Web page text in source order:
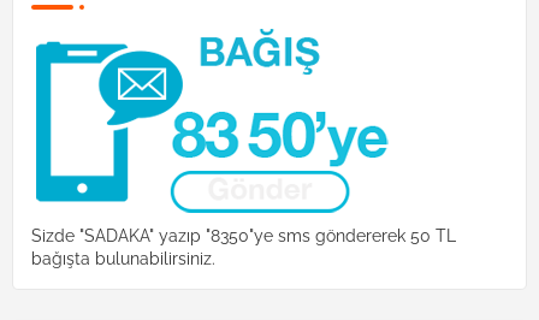
Sizde "SADAKA" yazıp "8350"ye sms göndererek 50 TL
bağışta bulunabilirsiniz.